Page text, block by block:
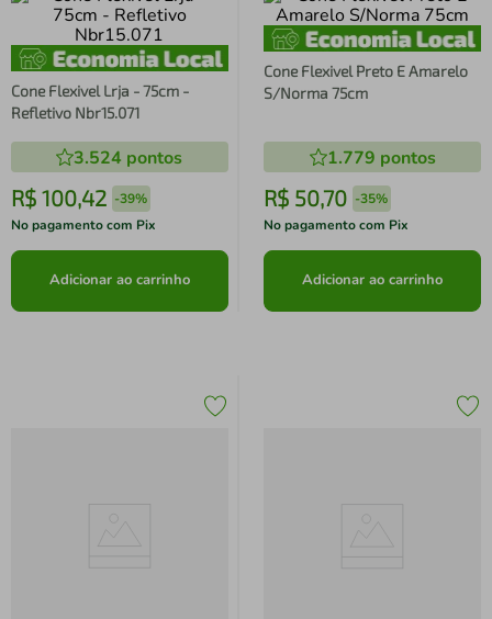
Cone Flexivel Lrja - 75cm -
Refletivo Nbr15.071
3.524 pontos
R$ 100,42 -39%
No pagamento com Pix
Adicionar ao carrinho
Cone Flexivel Preto E Amarelo
S/Norma 75cm
1.779 pontos
R$ 50,70 -35%
No pagamento com Pix
Adicionar ao carrinho